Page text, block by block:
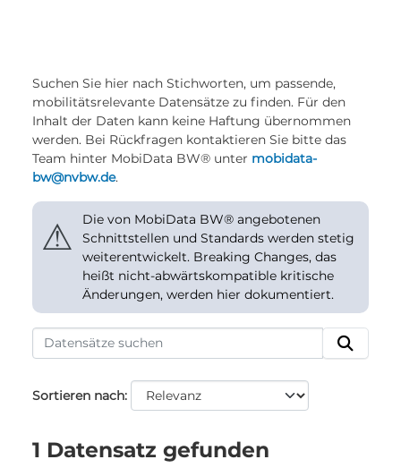
Suchen Sie hier nach Stichworten, um passende,
mobilitätsrelevante Datensätze zu finden. Für den
Inhalt der Daten kann keine Haftung übernommen
werden. Bei Rückfragen kontaktieren Sie bitte das
Team hinter MobiData BW® unter mobidata-
bw@nvbw.de.
⚠
Die von MobiData BW® angebotenen
Schnittstellen und Standards werden stetig
weiterentwickelt. Breaking Changes, das
heißt nicht-abwärtskompatible kritische
Änderungen, werden hier dokumentiert.
Sortieren nach
1 Datensatz gefunden